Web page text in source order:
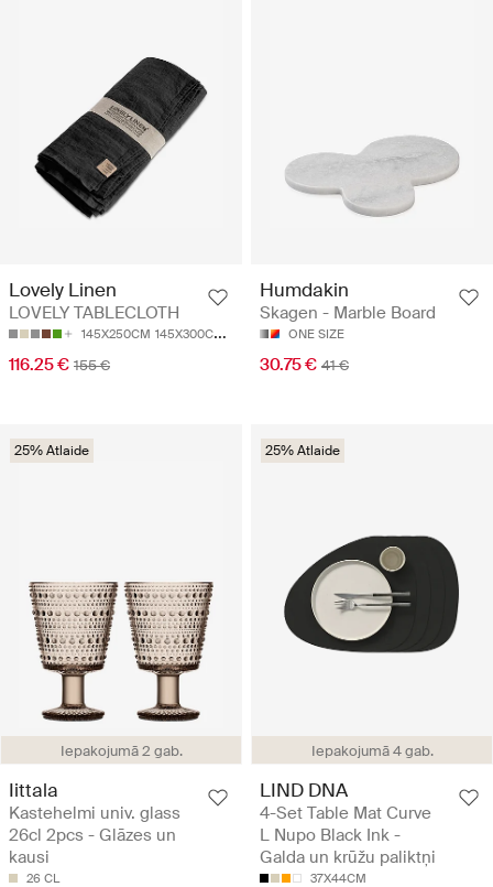
Lovely Linen
LOVELY TABLECLOTH
145X250CM 145X300CM 145X380CM
116.25 € 155 €
Humdakin
Skagen - Marble Board
ONE SIZE
30.75 € 41 €
Iepakojumā 2 gab.
25% Atlaide
Iittala
Kastehelmi univ. glass
26cl 2pcs - Glāzes un
kausi
26 CL
Iepakojumā 4 gab.
25% Atlaide
LIND DNA
4-Set Table Mat Curve
L Nupo Black Ink -
Galda un krūžu paliktņi
37X44CM